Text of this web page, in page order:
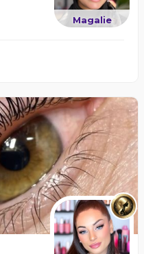
Magalie